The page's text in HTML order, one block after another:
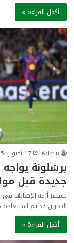
أكمل القراءة »
Admin
17 أكتوبر، 2025
برشلونة
جديدة قبل
تستمر أزمة الإصابات
الآخرين قد تم
أكمل القراءة »